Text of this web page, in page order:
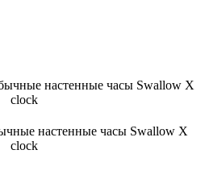
настенные часы Swallow X
clock